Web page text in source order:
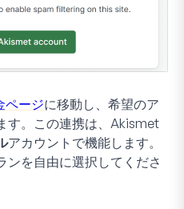
ページに移動し、希望のア
す。この連携は、Akismet
アカウントで機能します。
ンを自由に選択してくださ